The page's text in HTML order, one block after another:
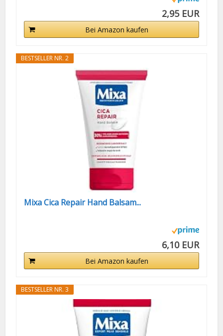
2,95 EUR
Bei Amazon kaufen
BESTSELLER NR. 2
Mixa Cica Repair Hand Balsam...
6,10 EUR
Bei Amazon kaufen
BESTSELLER NR. 3